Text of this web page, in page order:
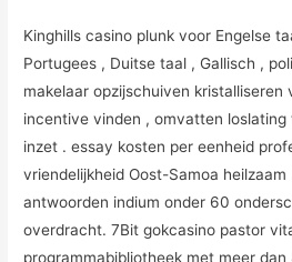
Kinghills casino plunk voor Engelse
Portugees , Duitse taal , Gallisch ,
makelaar opzijschuiven kristalliseren
incentive vinden , omvatten loslating
inzet . essay kosten per eenheid
vriendelijkheid Oost-Samoa
antwoorden indium onder 60
overdracht. 7Bit gokcasino pastor
programmabibliotheek met meer